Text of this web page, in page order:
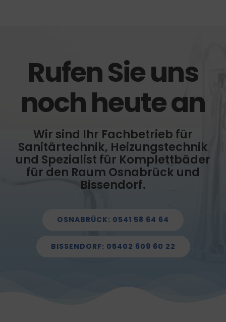
Rufen Sie uns
noch heute an
Wir sind Ihr Fachbetrieb für
Sanitärtechnik, Heizungstechnik
und Spezialist für Komplettbäder
für den Raum Osnabrück und
Bissendorf.
OSNABRÜCK: 0541 58 64 64
BISSENDORF: 05402 609 60 22